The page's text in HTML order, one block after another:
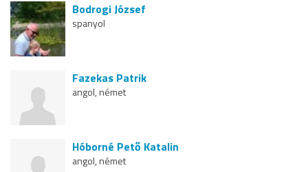
Bodrogi József
spanyol
Fazekas Patrik
angol, német
Hóborné Pető Katalin
angol, német